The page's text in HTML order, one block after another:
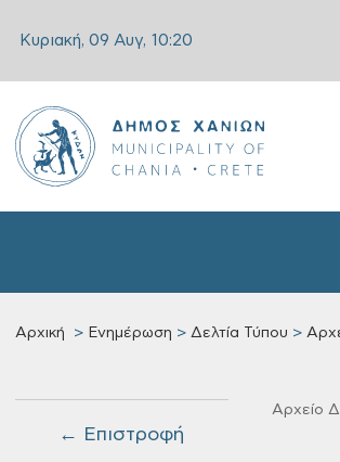
Κυριακή, 09 Αυγ, 10:20
Αρχική Ενημέρωση Δελτία Τύπου
← Επιστροφή
Αρχείο